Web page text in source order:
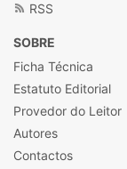
RSS
SOBRE
Ficha Técnica
Estatuto Editorial
Provedor do Leitor
Autores
Contactos